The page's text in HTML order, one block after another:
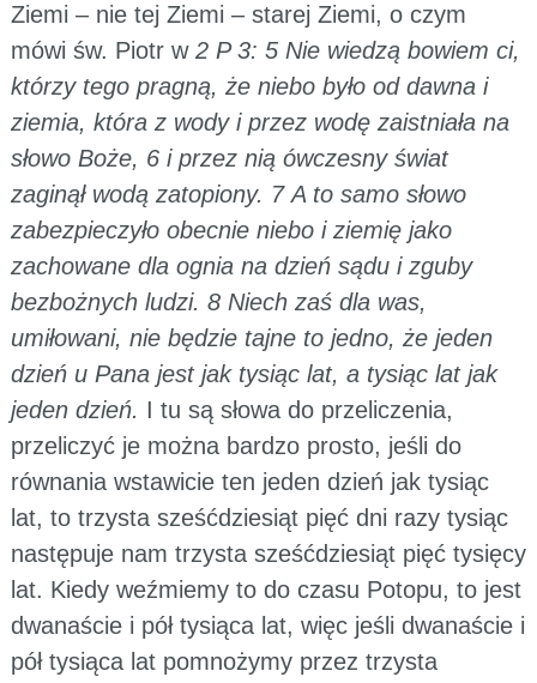
Ziemi – nie tej Ziemi – starej Ziemi, o czym
mówi św. Piotr w 2 P 3: 5 Nie wiedzą bowiem ci,
którzy tego pragną, że niebo było od dawna i
ziemia, która z wody i przez wodę zaistniała na
słowo Boże, 6 i przez nią ówczesny świat
zaginął wodą zatopiony. 7 A to samo słowo
zabezpieczyło obecnie niebo i ziemię jako
zachowane dla ognia na dzień sądu i zguby
bezbożnych ludzi. 8 Niech zaś dla was,
umiłowani, nie będzie tajne to jedno, że jeden
dzień u Pana jest jak tysiąc lat, a tysiąc lat jak
jeden dzień. I tu są słowa do przeliczenia,
przeliczyć je można bardzo prosto, jeśli do
równania wstawicie ten jeden dzień jak tysiąc
lat, to trzysta sześćdziesiąt pięć dni razy tysiąc
następuje nam trzysta sześćdziesiąt pięć tysięcy
lat. Kiedy weźmiemy to do czasu Potopu, to jest
dwanaście i pół tysiąca lat, więc jeśli dwanaście i
pół tysiąca lat pomnożymy przez trzysta